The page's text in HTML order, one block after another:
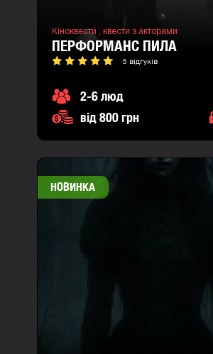
Кіноквести , квести з акторами
ПЕРФОРМАНС ПИЛА
5 відгуків
2-6 люд
від 800 грн
НОВИНКА